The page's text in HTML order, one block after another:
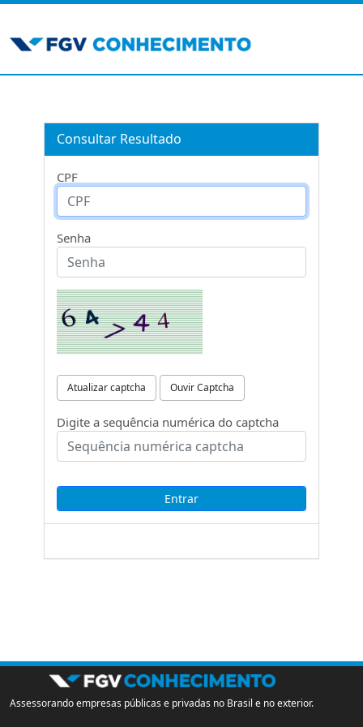
Consultar Resultado
CPF
Senha
Atualizar captcha Ouvir Captcha
Digite a sequência numérica do captcha
Assessorando empresas públicas e privadas no Brasil e no exterior.